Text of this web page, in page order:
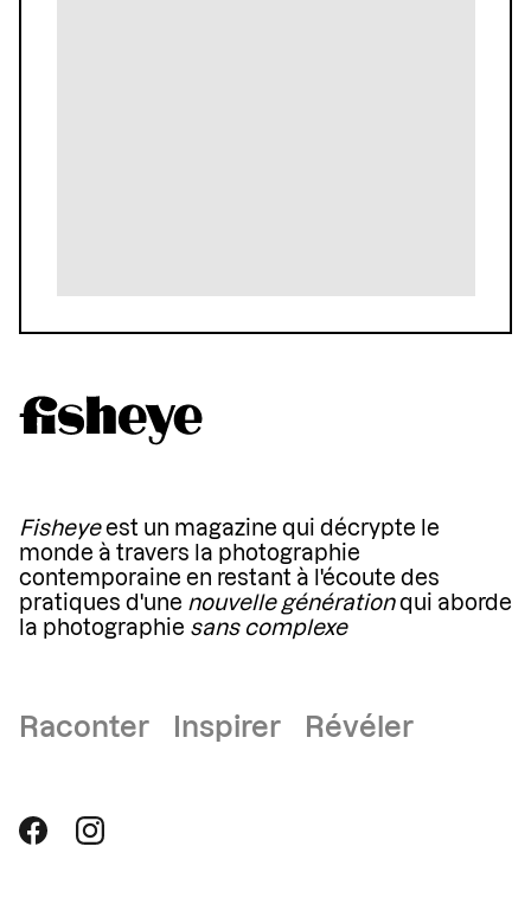
Fisheyeest un magazine qui décrypte le
monde à travers la photographie
contemporaine en restant à l'écoute des
pratiques d'une nouvelle générationqui aborde
la photographie sans complexe
Raconter Inspirer Révéler